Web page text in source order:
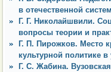
в отечественной
Г. Г. Николайшвили.
вопросы теории и
Г. П. Пирожков. Место
культурной политике
Г. С. Жабина.